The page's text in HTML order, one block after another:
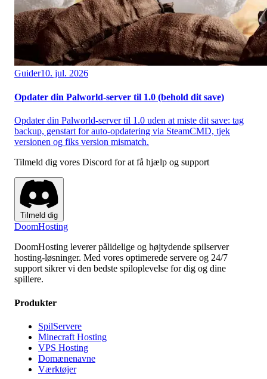
Guider10. jul. 2026
Opdater din Palworld-server til 1.0 (behold dit save)
Opdater din Palworld-server til 1.0 uden at miste dit save: tag
backup, genstart for auto-opdatering via SteamCMD, tjek
versionen og fiks version mismatch.
Tilmeld dig vores Discord for at få hjælp og support
Tilmeld dig
DoomHosting
DoomHosting leverer pålidelige og højtydende spilserver
hosting-løsninger. Med vores optimerede servere og 24/7
support sikrer vi den bedste spiloplevelse for dig og dine
spillere.
Produkter
SpilServere
Minecraft Hosting
VPS Hosting
Domænenavne
Værktøjer